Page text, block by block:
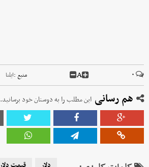
۰ A منبع :ایلنا
هم رسانی این مطلب را به دوستان خود برسانید.